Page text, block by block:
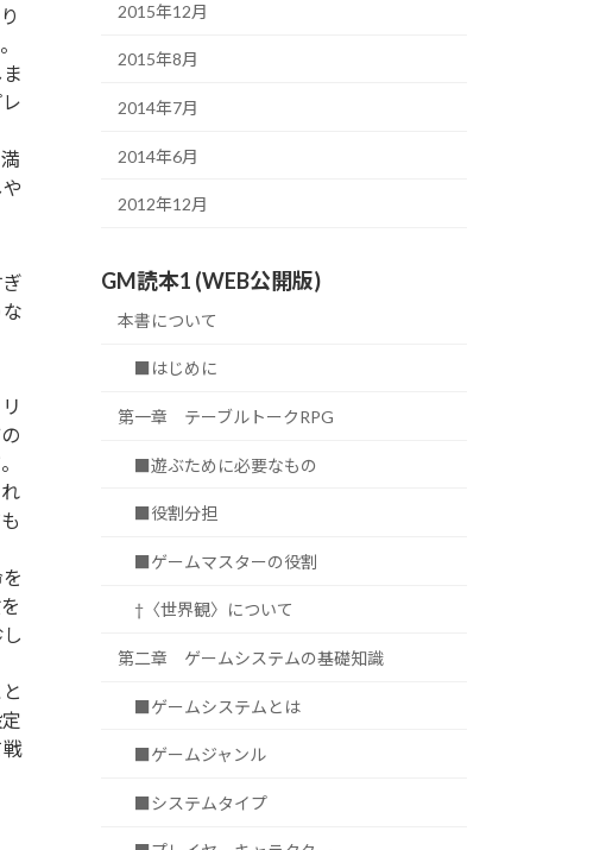
2015年12月
2015年8月
2014年7月
2014年6月
2012年12月
GM読本1 (WEB公開版)
本書について
■はじめに
第一章 テーブルトークRPG
■遊ぶために必要なもの
■役割分担
■ゲームマスターの役割
†〈世界観〉について
第二章 ゲームシステムの基礎知識
■ゲームシステムとは
■ゲームジャンル
■システムタイプ